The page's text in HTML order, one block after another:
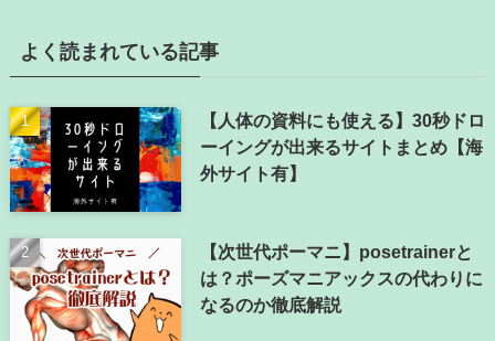
よく読まれている記事
【人体の資料にも使える】30秒ドロ
ーイングが出来るサイトまとめ【海
外サイト有】
【次世代ポーマニ】posetrainerと
は？ポーズマニアックスの代わりに
なるのか徹底解説